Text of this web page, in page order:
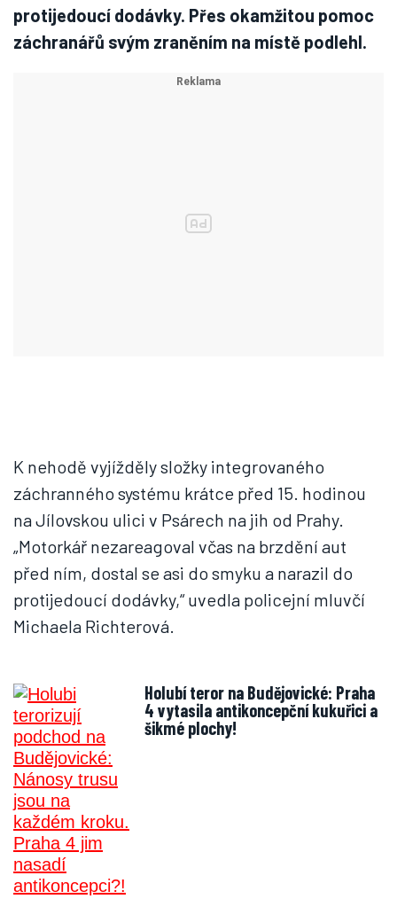
protijedoucí dodávky. Přes okamžitou pomoc
záchranářů svým zraněním na místě podlehl.
K nehodě vyjížděly složky integrovaného
záchranného systému krátce před 15. hodinou
na Jílovskou ulici v Psárech na jih od Prahy.
„Motorkář nezareagoval včas na brzdění aut
před ním, dostal se asi do smyku a narazil do
protijedoucí dodávky,“ uvedla policejní mluvčí
Michaela Richterová.
Holubí teror na Budějovické: Praha
4 vytasila antikoncepční kukuřici a
šikmé plochy!